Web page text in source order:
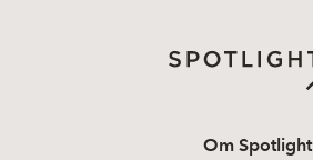
Om Spotlight